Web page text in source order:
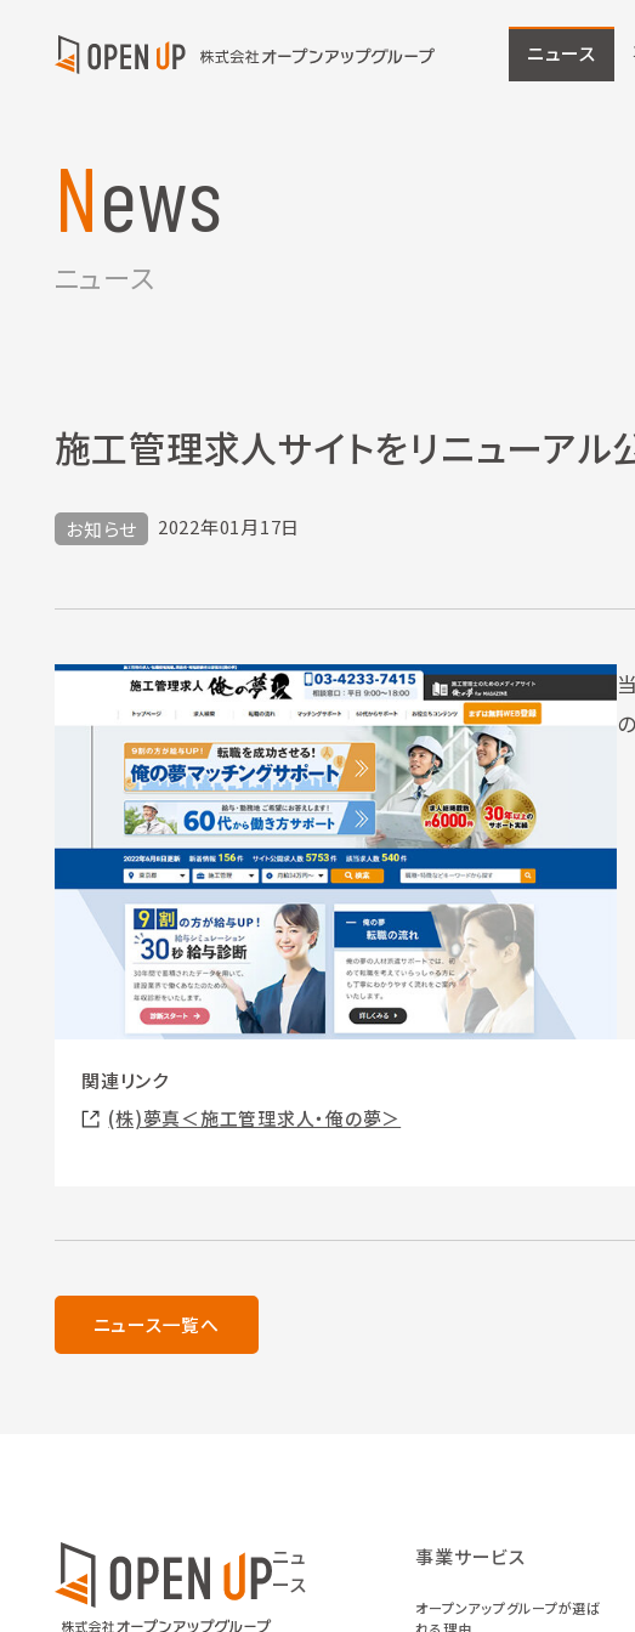
ニュース
News
ニュース
施工管理求人サイトをリニューア
お知らせ 2022年01月17日
関連リンク
(株)夢真＜施工管理求人・俺の夢＞
ニュース一覧へ
ニュ
ース
事業サービス
オープンアップグループが選ば
れる理由